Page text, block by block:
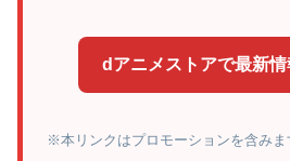
dアニメストアで最新
※本リンクはプロモーションを含みま